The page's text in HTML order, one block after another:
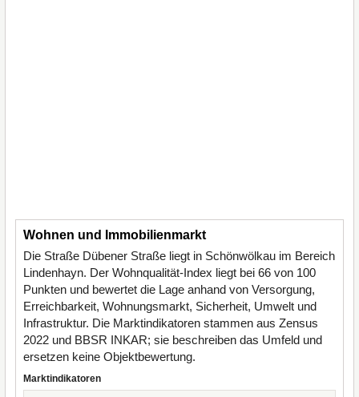
Wohnen und Immobilienmarkt
Die Straße Dübener Straße liegt in Schönwölkau im Bereich
Lindenhayn. Der Wohnqualität-Index liegt bei 66 von 100
Punkten und bewertet die Lage anhand von Versorgung,
Erreichbarkeit, Wohnungsmarkt, Sicherheit, Umwelt und
Infrastruktur. Die Marktindikatoren stammen aus Zensus
2022 und BBSR INKAR; sie beschreiben das Umfeld und
ersetzen keine Objektbewertung.
Marktindikatoren